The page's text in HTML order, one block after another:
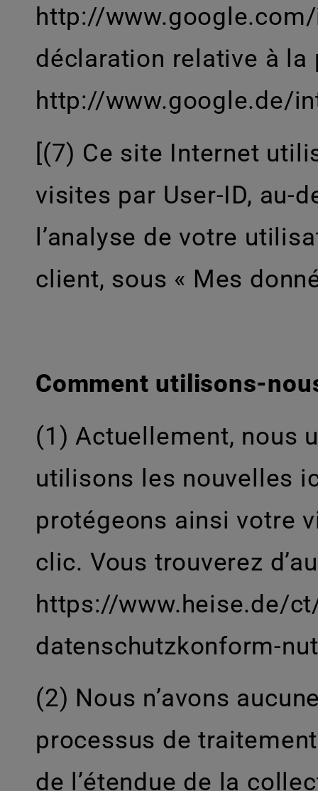
http://
déclaration relative à
http://www.google.de/
[(7) Ce site Internet
visites par User-ID, au-
l’analyse de votre
client, sous « Mes
Comment utilisons-
(1) Actuellement, nous
utilisons les nouvelles
protégeons ainsi votre
clic. Vous trouverez
https://www.heise.de/
datenschutzkonform-
(2) Nous n’avons
processus de
de l’étendue de la